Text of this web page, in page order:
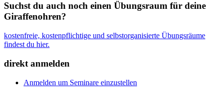
Suchst du auch noch einen Übungsraum für deine
Giraffenohren?
kostenfreie, kostenpflichtige und selbstorganisierte Übungsräume
findest du hier.
direkt anmelden
Anmelden um Seminare einzustellen